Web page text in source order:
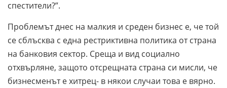
спестители?”.
Проблемът днес на малкия и среден бизнес е, че той
се сблъсква с една рестриктивна политика от страна
на банковия сектор. Среща и вид социално
отхвърляне, защото отсрещната страна си мисли, че
бизнесменът е хитрец- в някои случаи това е вярно.